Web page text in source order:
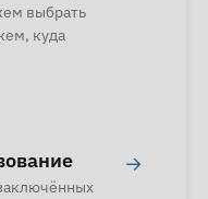
выбрать
куда
→